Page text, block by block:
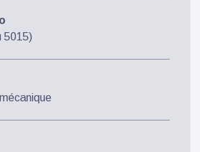
5015)